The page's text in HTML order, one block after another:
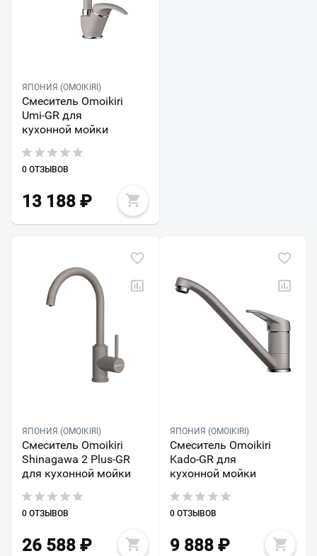
ЯПОНИЯ (OMOIKIRI)
Смеситель Omoikiri
Umi-GR для
кухонной мойки
0 ОТЗЫВОВ
13 188 ₽
ЯПОНИЯ (OMOIKIRI)
Смеситель Omoikiri
Shinagawa 2 Plus-GR
для кухонной мойки
0 ОТЗЫВОВ
26 588 ₽
ЯПОНИЯ (OMOIKIRI)
Смеситель Omoikiri
Kado-GR для
кухонной мойки
0 ОТЗЫВОВ
9 888₽